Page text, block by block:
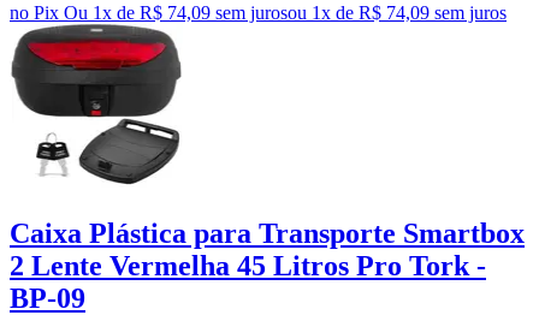
no Pix Ou 1x de R$ 74,09 sem jurosou 1x de R$ 74,09 sem juros
Caixa Plástica para Transporte Smartbox
2 Lente Vermelha 45 Litros Pro Tork -
BP-09